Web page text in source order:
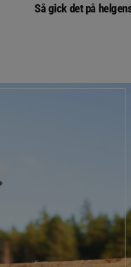
Så gick det på